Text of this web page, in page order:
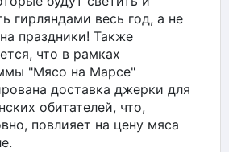
гирляндами весь год, а не
праздники! Также
что в рамках
"Мясо на Марсе"
доставка джерки для
обитателей, что,
повлияет на цену мяса